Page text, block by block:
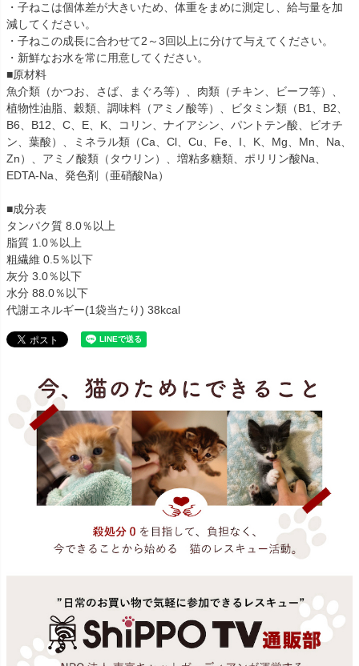
・子ねこは個体差が大きいため、体重をまめに測定し、給与量を加
減してください。
・子ねこの成長に合わせて2～3回以上に分けて与えてください。
・新鮮なお水を常に用意してください。
■原材料
魚介類（かつお、さば、まぐろ等）、肉類（チキン、ビーフ等）、
植物性油脂、穀類、調味料（アミノ酸等）、ビタミン類（B1、B2、
B6、B12、C、E、K、コリン、ナイアシン、パントテン酸、ビオチ
ン、葉酸）、ミネラル類（Ca、Cl、Cu、Fe、I、K、Mg、Mn、Na、
Zn）、アミノ酸類（タウリン）、増粘多糖類、ポリリン酸Na、
EDTA-Na、発色剤（亜硝酸Na）
■成分表
タンパク質 8.0％以上
脂質 1.0％以上
粗繊維 0.5％以下
灰分 3.0％以下
水分 88.0％以下
代謝エネルギー(1袋当たり) 38kcal